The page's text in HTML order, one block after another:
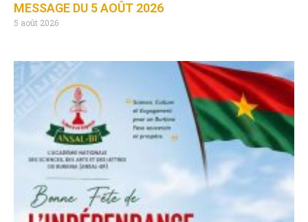
MESSAGE DU 5 AOÛT 2026
5 août 2026